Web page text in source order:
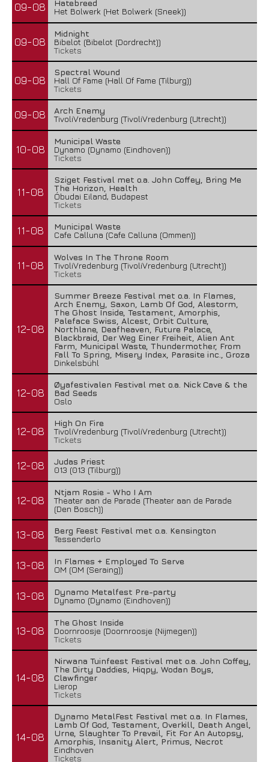
09-08
Hatebreed
Het Bolwerk (Het Bolwerk (Sneek))
09-08
Midnight
Bibelot (Bibelot (Dordrecht))
Tickets
09-08
Spectral Wound
Hall Of Fame (Hall Of Fame (Tilburg))
Tickets
09-08
Arch Enemy
TivoliVredenburg (TivoliVredenburg (Utrecht))
10-08
Municipal Waste
Dynamo (Dynamo (Eindhoven))
Tickets
11-08
Sziget Festival met o.a. John Coffey, Bring Me
The Horizon, Health
Óbudai Eiland, Budapest
Tickets
11-08
Municipal Waste
Cafe Calluna (Cafe Calluna (Ommen))
11-08
Wolves In The Throne Room
TivoliVredenburg (TivoliVredenburg (Utrecht))
Tickets
12-08
Summer Breeze Festival met o.a. In Flames,
Arch Enemy, Saxon, Lamb Of God, Alestorm,
The Ghost Inside, Testament, Amorphis,
Paleface Swiss, Alcest, Orbit Culture,
Northlane, Deafheaven, Future Palace,
Blackbraid, Der Weg Einer Freiheit, Alien Ant
Farm, Municipal Waste, Thundermother, From
Fall To Spring, Misery Index, Parasite inc., Groza
Dinkelsbühl
12-08
Øyafestivalen Festival met o.a. Nick Cave & the
Bad Seeds
Oslo
12-08
High On Fire
TivoliVredenburg (TivoliVredenburg (Utrecht))
Tickets
12-08
Judas Priest
013 (013 (Tilburg))
12-08
Ntjam Rosie - Who I Am
Theater aan de Parade (Theater aan de Parade
(Den Bosch))
13-08
Berg Feest Festival met o.a. Kensington
Tessenderlo
13-08
In Flames + Employed To Serve
OM (OM (Seraing))
13-08
Dynamo Metalfest Pre-party
Dynamo (Dynamo (Eindhoven))
13-08
The Ghost Inside
Doornroosje (Doornroosje (Nijmegen))
Tickets
14-08
Nirwana Tuinfeest Festival met o.a. John Coffey,
The Dirty Daddies, Hiqpy, Wodan Boys,
Clawfinger
Lierop
Tickets
14-08
Dynamo MetalFest Festival met o.a. In Flames,
Lamb Of God, Testament, Overkill, Death Angel,
Urne, Slaughter To Prevail, Fit For An Autopsy,
Amorphis, Insanity Alert, Primus, Necrot
Eindhoven
Tickets